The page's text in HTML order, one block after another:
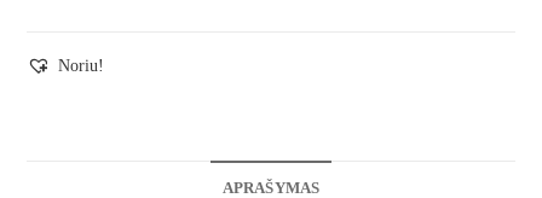
Noriu!
APRAŠYMAS